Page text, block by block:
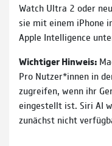
Watch Ultra 2 oder
sie mit einem iPhone
Apple Intelligence
Wichtiger Hinweis:
Pro Nutzer*innen in
zugreifen, wenn ihr
eingestellt ist. Siri AI
zunächst nicht